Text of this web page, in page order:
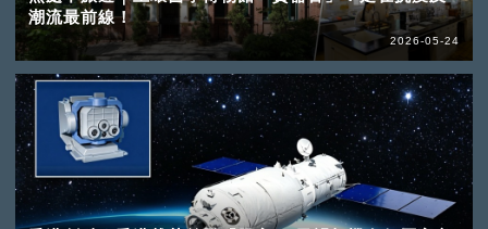
潮流最前線！
2026-05-24